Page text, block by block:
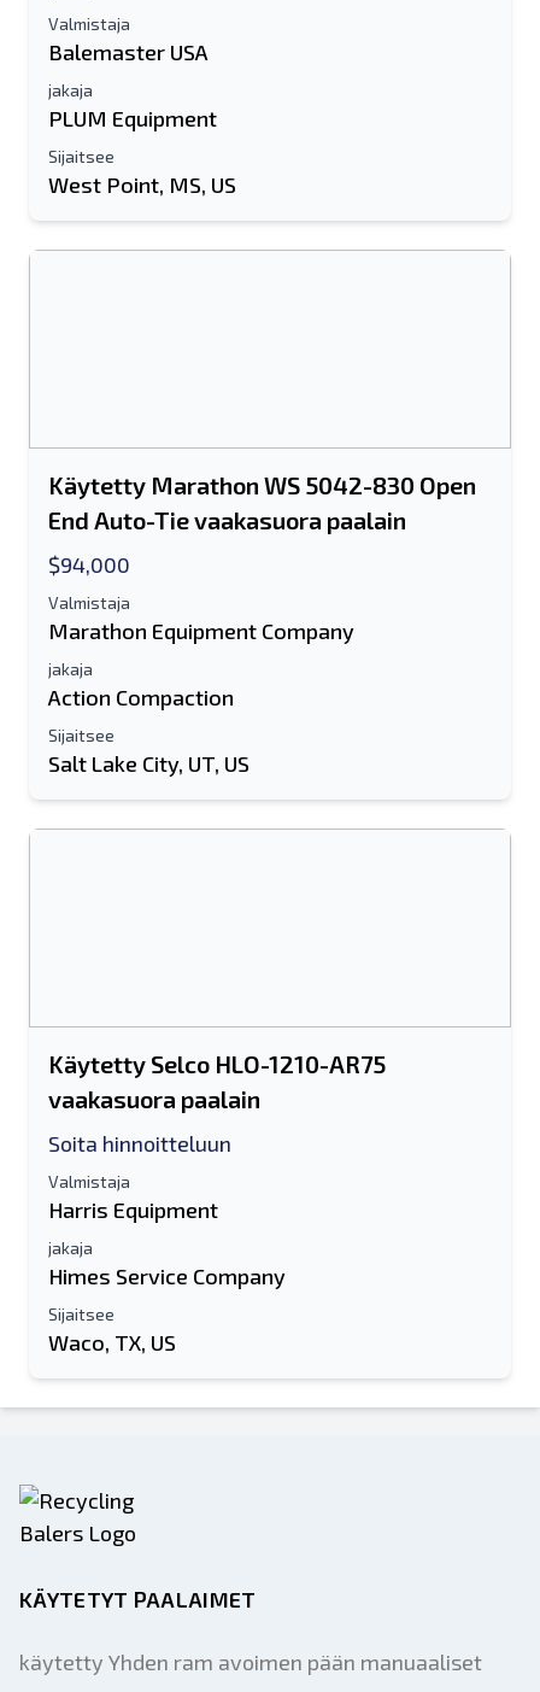
Valmistaja
Balemaster USA
jakaja
PLUM Equipment
Sijaitsee
West Point, MS, US
Käytetty Marathon WS 5042-830 Open
End Auto-Tie vaakasuora paalain
$94,000
Valmistaja
Marathon Equipment Company
jakaja
Action Compaction
Sijaitsee
Salt Lake City, UT, US
Käytetty Selco HLO-1210-AR75
vaakasuora paalain
Soita hinnoitteluun
Valmistaja
Harris Equipment
jakaja
Himes Service Company
Sijaitsee
Waco, TX, US
KÄYTETYT PAALAIMET
käytetty Yhden ram avoimen pään manuaaliset